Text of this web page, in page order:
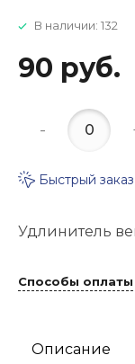
В наличии: 132
90 руб.
-
Быстрый заказ
Удлинитель
Способы оплаты
Описание